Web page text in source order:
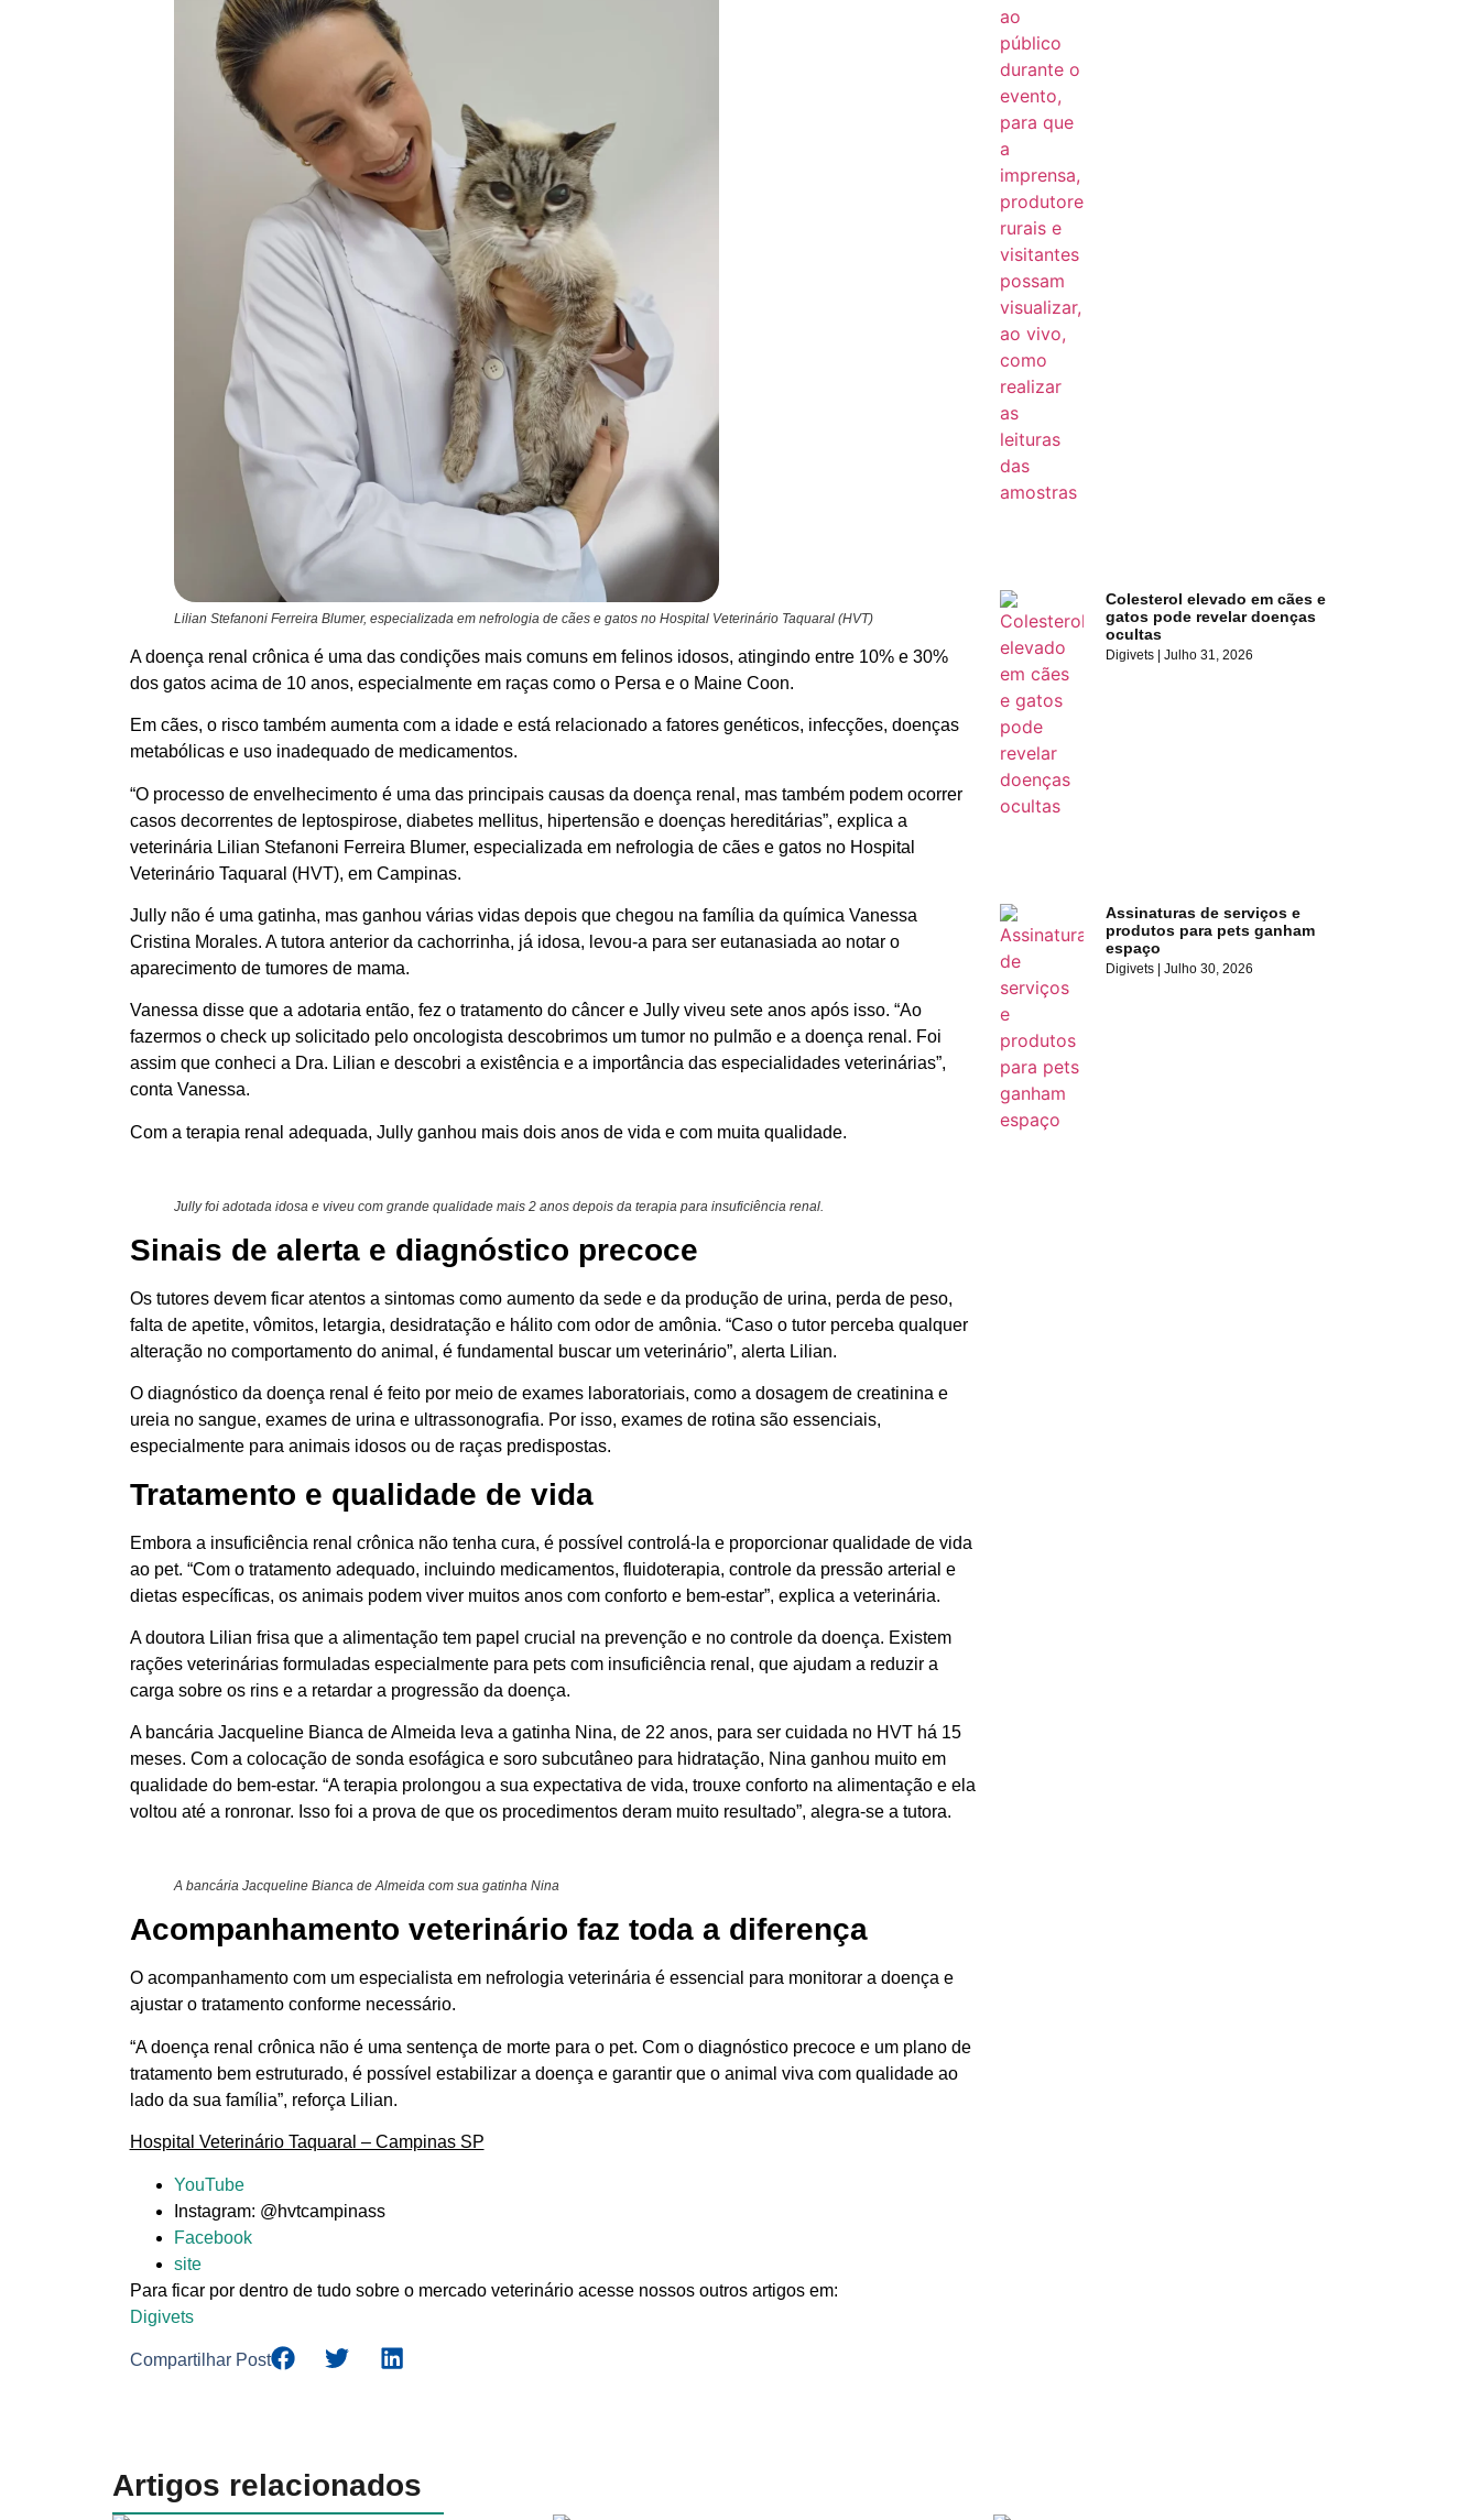
Lilian Stefanoni Ferreira Blumer, especializada em nefrologia de cães e gatos no Hospital Veterinário Taquaral (HVT)
A doença renal crônica é uma das condições mais comuns em felinos idosos, atingindo entre 10% e 30%
dos gatos acima de 10 anos, especialmente em raças como o Persa e o Maine Coon.
Em cães, o risco também aumenta com a idade e está relacionado a fatores genéticos, infecções, doenças
metabólicas e uso inadequado de medicamentos.
“O processo de envelhecimento é uma das principais causas da doença renal, mas também podem ocorrer
casos decorrentes de leptospirose, diabetes mellitus, hipertensão e doenças hereditárias”, explica a
veterinária Lilian Stefanoni Ferreira Blumer, especializada em nefrologia de cães e gatos no Hospital
Veterinário Taquaral (HVT), em Campinas.
Jully não é uma gatinha, mas ganhou várias vidas depois que chegou na família da química Vanessa
Cristina Morales. A tutora anterior da cachorrinha, já idosa, levou-a para ser eutanasiada ao notar o
aparecimento de tumores de mama.
Vanessa disse que a adotaria então, fez o tratamento do câncer e Jully viveu sete anos após isso. “Ao
fazermos o check up solicitado pelo oncologista descobrimos um tumor no pulmão e a doença renal. Foi
assim que conheci a Dra. Lilian e descobri a existência e a importância das especialidades veterinárias”,
conta Vanessa.
Com a terapia renal adequada, Jully ganhou mais dois anos de vida e com muita qualidade.
Jully foi adotada idosa e viveu com grande qualidade mais 2 anos depois da terapia para insuficiência renal.
Sinais de alerta e diagnóstico precoce
Os tutores devem ficar atentos a sintomas como aumento da sede e da produção de urina, perda de peso,
falta de apetite, vômitos, letargia, desidratação e hálito com odor de amônia. “Caso o tutor perceba qualquer
alteração no comportamento do animal, é fundamental buscar um veterinário”, alerta Lilian.
O diagnóstico da doença renal é feito por meio de exames laboratoriais, como a dosagem de creatinina e
ureia no sangue, exames de urina e ultrassonografia. Por isso, exames de rotina são essenciais,
especialmente para animais idosos ou de raças predispostas.
Tratamento e qualidade de vida
Embora a insuficiência renal crônica não tenha cura, é possível controlá-la e proporcionar qualidade de vida
ao pet. “Com o tratamento adequado, incluindo medicamentos, fluidoterapia, controle da pressão arterial e
dietas específicas, os animais podem viver muitos anos com conforto e bem-estar”, explica a veterinária.
A doutora Lilian frisa que a alimentação tem papel crucial na prevenção e no controle da doença. Existem
rações veterinárias formuladas especialmente para pets com insuficiência renal, que ajudam a reduzir a
carga sobre os rins e a retardar a progressão da doença.
A bancária Jacqueline Bianca de Almeida leva a gatinha Nina, de 22 anos, para ser cuidada no HVT há 15
meses. Com a colocação de sonda esofágica e soro subcutâneo para hidratação, Nina ganhou muito em
qualidade do bem-estar. “A terapia prolongou a sua expectativa de vida, trouxe conforto na alimentação e ela
voltou até a ronronar. Isso foi a prova de que os procedimentos deram muito resultado”, alegra-se a tutora.
A bancária Jacqueline Bianca de Almeida com sua gatinha Nina
Acompanhamento veterinário faz toda a diferença
O acompanhamento com um especialista em nefrologia veterinária é essencial para monitorar a doença e
ajustar o tratamento conforme necessário.
“A doença renal crônica não é uma sentença de morte para o pet. Com o diagnóstico precoce e um plano de
tratamento bem estruturado, é possível estabilizar a doença e garantir que o animal viva com qualidade ao
lado da sua família”, reforça Lilian.
Hospital Veterinário Taquaral – Campinas SP
YouTube
Instagram: @hvtcampinass
Facebook
site
Para ficar por dentro de tudo sobre o mercado veterinário acesse nossos outros artigos em:
Digivets
Compartilhar Post
Colesterol elevado em cães e
gatos pode revelar doenças
ocultas
Digivets Julho 31, 2026
Assinaturas de serviços e
produtos para pets ganham
espaço
Digivets Julho 30, 2026
Artigos relacionados